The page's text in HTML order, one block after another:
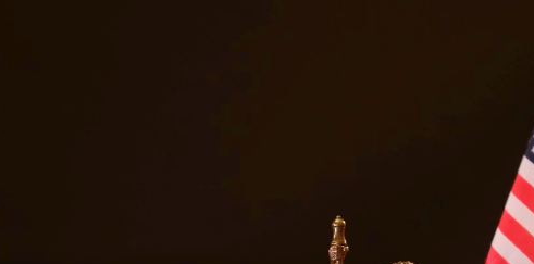
en prisión, multas y un registro penal permanente. Nuestros
involucran posesión, distribución, fabricación y delitos de drogas